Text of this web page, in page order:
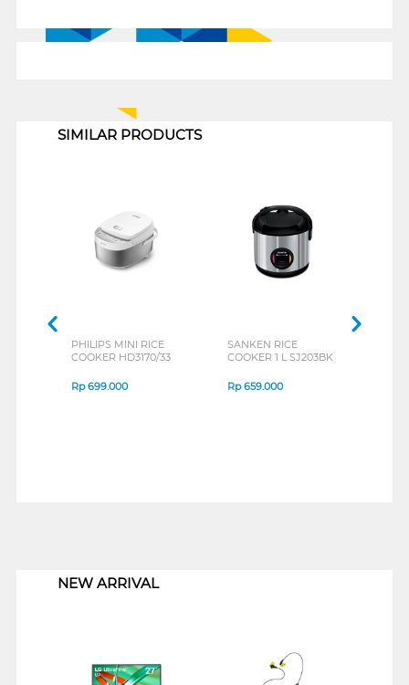
SIMILAR PRODUCTS
PHILIPS MINI RICE
COOKER HD3170/33
Rp699.000
SANKEN RICE
COOKER 1 L SJ203BK
Rp659.000
NEW ARRIVAL